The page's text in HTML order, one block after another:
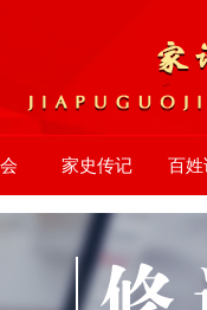
家史传记 百姓